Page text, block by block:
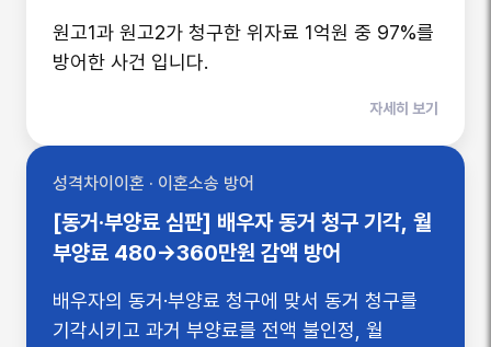
원고1과 원고2가 청구한 위자료 1억원 중 97%를
방어한 사건 입니다.
자세히 보기
성격차이이혼 · 이혼소송 방어
[동거·부양료 심판] 배우자 동거 청구 기각, 월
부양료 480→360만원 감액 방어
배우자의 동거·부양료 청구에 맞서 동거 청구를
기각시키고 과거 부양료를 전액 불인정, 월